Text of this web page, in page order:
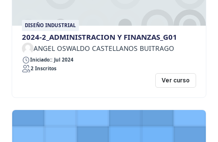
DISEÑO INDUSTRIAL
2024-2_ADMINISTRACION Y FINANZAS_G01
ANGEL OSWALDO CASTELLANOS BUITRAGO
Iniciado:: Jul 2024
2 Inscritos
Ver curso